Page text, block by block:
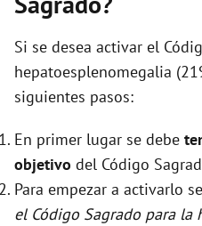
Si se desea activar el
hepatoesplenomegalia
siguientes pasos:
En primer lugar se debe
objetivo del Código
Para empezar a activarlo
el Código Sagrado para la